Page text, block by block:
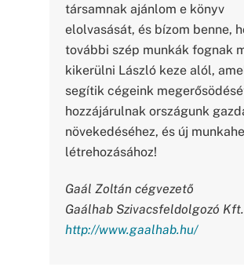
társamnak ajánlom e könyv
elolvasását, és bízom benne,
további szép munkák fognak
kikerülni László keze alól,
segítik cégeink
hozzájárulnak országunk
növekedéséhez, és új
létrehozásához!
Gaál Zoltán cégvezető
Gaálhab Szivacsfeldolgozó Kft.
http://www.gaalhab.hu/